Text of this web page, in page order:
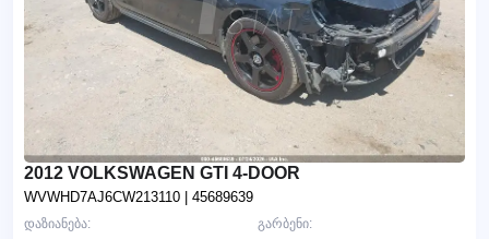
2012 VOLKSWAGEN GTI 4-DOOR
WVWHD7AJ6CW213110 | 45689639
გარბენი:
დაზიანება: